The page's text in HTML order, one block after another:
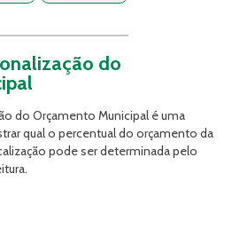
do
do Orçamento Municipal é uma
qual o percentual do orçamento da
pode ser determinada pelo